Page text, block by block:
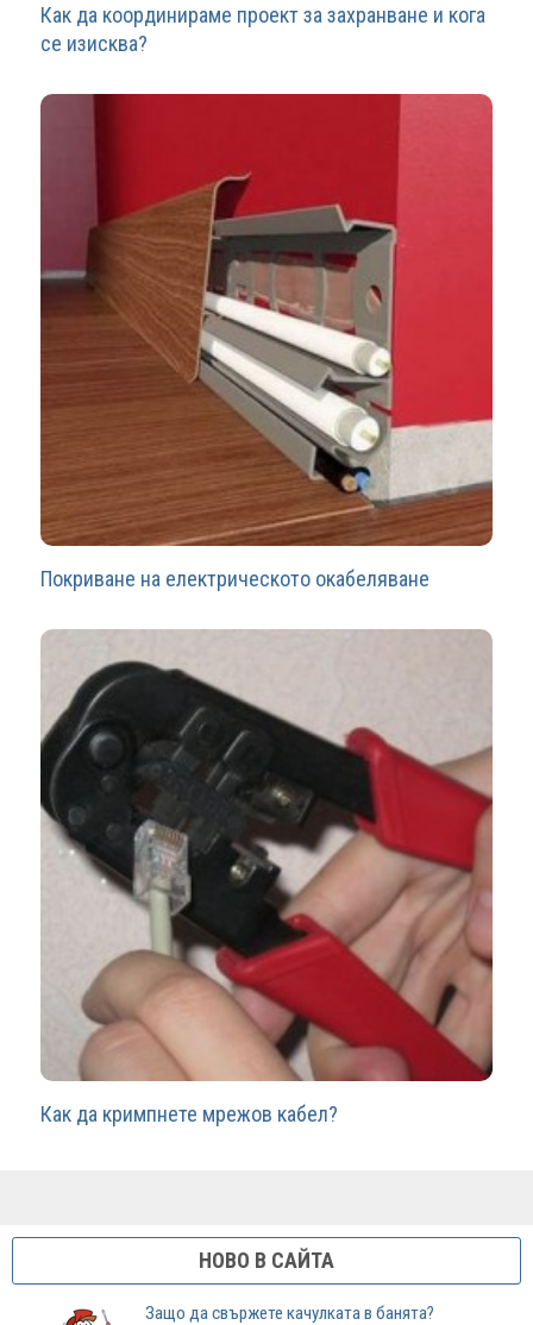
Как да координираме проект за захранване и кога
се изисква?
Покриване на електрическото окабеляване
Как да кримпнете мрежов кабел?
НОВО В САЙТА
Защо да свържете качулката в банята?